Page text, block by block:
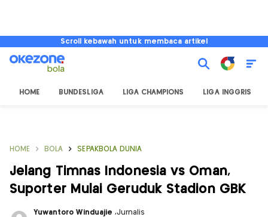
Scroll kebawah untuk membaca artikel
HOME BUNDESLIGA LIGA CHAMPIONS LIGA INGGRIS
HOME BOLA SEPAKBOLA DUNIA
Jelang Timnas Indonesia vs Oman,
Suporter Mulai Geruduk Stadion GBK
Yuwantoro Winduajie ,Jurnalis